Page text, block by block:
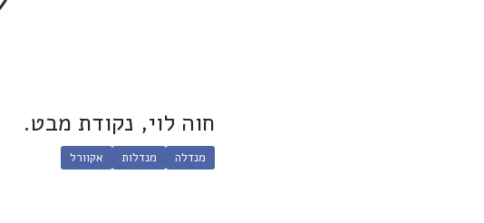
חוה לוי, נקודת מבט.
מנדלה מנדלות אקוורל